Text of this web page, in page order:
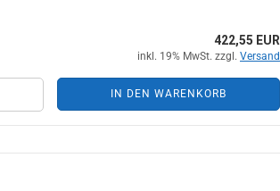
422,55 EUR
inkl. 19% MwSt. zzgl. Versand
IN DEN WARENKORB